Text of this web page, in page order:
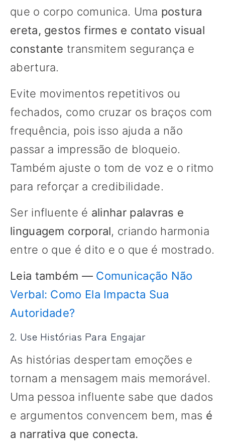
que o corpo comunica. Uma postura
ereta, gestos firmes e contato visual
constante transmitem segurança e
abertura.
Evite movimentos repetitivos ou
fechados, como cruzar os braços com
frequência, pois isso ajuda a não
passar a impressão de bloqueio.
Também ajuste o tom de voz e o ritmo
para reforçar a credibilidade.
Ser influente é alinhar palavras e
linguagem corporal, criando harmonia
entre o que é dito e o que é mostrado.
Leia também — Comunicação Não
Verbal: Como Ela Impacta Sua
Autoridade?
2. Use Histórias Para Engajar
As histórias despertam emoções e
tornam a mensagem mais memorável.
Uma pessoa influente sabe que dados
e argumentos convencem bem, mas é
a narrativa que conecta.